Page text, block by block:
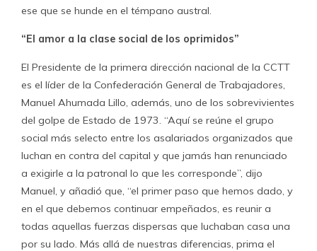
ese que se hunde en el témpano austral.
“El amor a la clase social de los oprimidos”
El Presidente de la primera dirección nacional de la CCTT
es el líder de la Confederación General de Trabajadores,
Manuel Ahumada Lillo, además, uno de los sobrevivientes
del golpe de Estado de 1973. “Aquí se reúne el grupo
social más selecto entre los asalariados organizados que
luchan en contra del capital y que jamás han renunciado
a exigirle a la patronal lo que les corresponde”, dijo
Manuel, y añadió que, “el primer paso que hemos dado, y
en el que debemos continuar empeñados, es reunir a
todas aquellas fuerzas dispersas que luchaban casa una
por su lado. Más allá de nuestras diferencias, prima el